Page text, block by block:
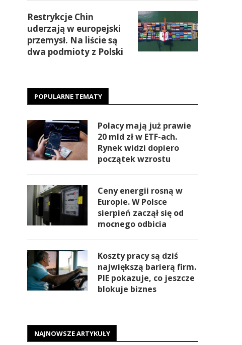
Restrykcje Chin
uderzają w europejski
przemysł. Na liście są
dwa podmioty z Polski
POPULARNE TEMATY
Polacy mają już prawie
20 mld zł w ETF-ach.
Rynek widzi dopiero
początek wzrostu
Ceny energii rosną w
Europie. W Polsce
sierpień zaczął się od
mocnego odbicia
Koszty pracy są dziś
największą barierą firm.
PIE pokazuje, co jeszcze
blokuje biznes
NAJNOWSZE ARTYKUŁY